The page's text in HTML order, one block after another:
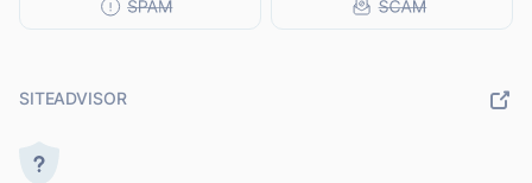
SITEADVISOR